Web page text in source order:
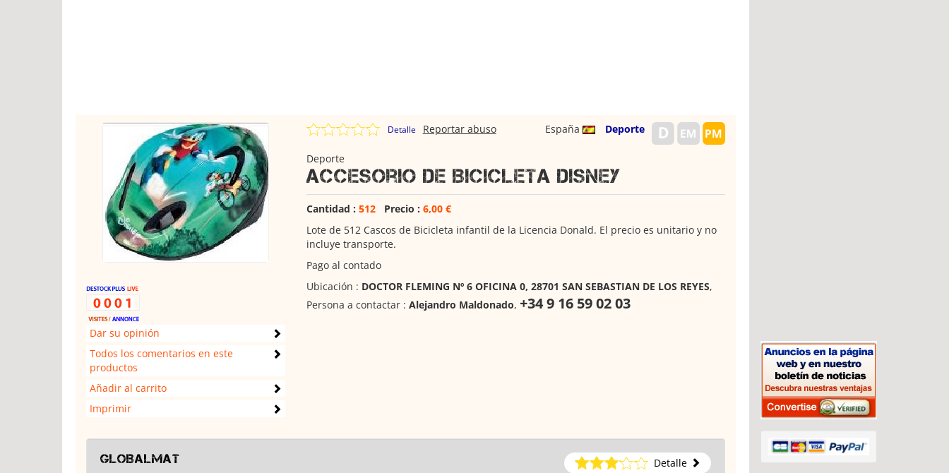
Dar su opinión
Todos los comentarios en este
productos
Añadir al carrito
Imprimir
Detalle España Deporte
Reportar abuso
Deporte
Accesorio de Bicicleta Disney
Cantidad : 512Precio : 6,00 €
Lote de 512 Cascos de Bicicleta infantil de la Licencia Donald. El precio es unitario y no
incluye transporte.
Pago al contado
Ubicación : DOCTOR FLEMING Nº 6 OFICINA 0, 28701 SAN SEBASTIAN DE LOS REYES,
Persona a contactar : Alejandro Maldonado, +34 9 16 59 02 03
GLOBALMAT
Detalle